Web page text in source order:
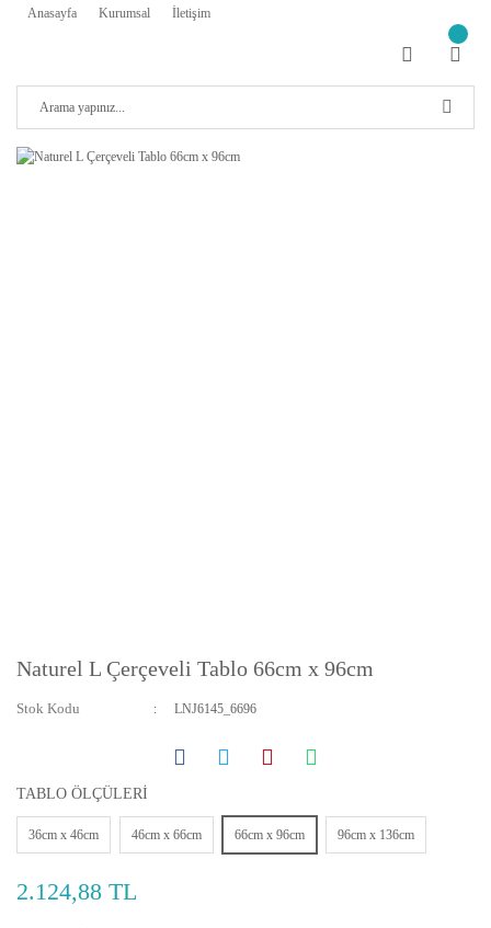
Anasayfa Kurumsal İletişim
Naturel L Çerçeveli Tablo 66cm x 96cm
Stok Kodu LNJ6145_6696
TABLO ÖLÇÜLERİ
36cm x 46cm 46cm x 66cm 66cm x 96cm 96cm x 136cm
2.124,88 TL